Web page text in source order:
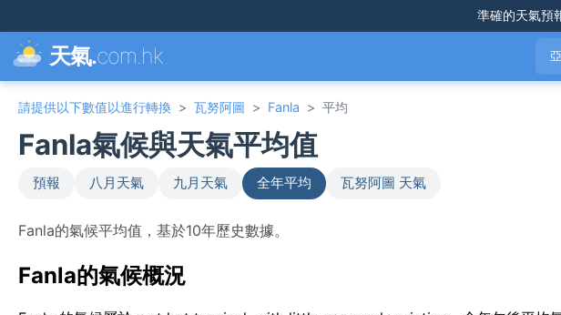
準確的天氣預
天氣.com.hk
請提供以下數值以進行轉換 > 瓦努阿圖 > Fanla > 平均
Fanla氣候與天氣平均值
預報 八月天氣 九月天氣 全年平均 瓦努阿圖 天氣
Fanla的氣候平均值，基於10年歷史數據。
Fanla的氣候概況